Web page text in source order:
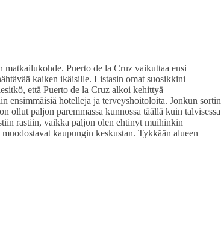
Puerto de la Cruz vaikuttaa ensi
kaiken ikäisille. Listasin omat suosikkini
että Puerto de la Cruz alkoi kehittyä
ensimmäisiä hotelleja ja terveyshoitoloita. Jonkun sortin
paljon paremmassa kunnossa täällä kuin talvisessa
rastiin, vaikka paljon olen ehtinyt muihinkin
kaupungin keskustan. Tykkään alueen